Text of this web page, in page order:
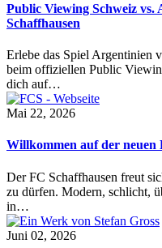
Public Viewing Schweiz vs.
Schaffhausen
Erlebe das Spiel Argentinien
beim offiziellen Public
dich auf…
Mai 22, 2026
Willkommen auf der neuen
Der FC Schaffhausen freut
zu dürfen. Modern, schlicht,
in…
Juni 02, 2026